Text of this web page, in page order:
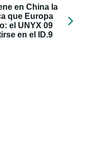
en China la
que Europa
el UNYX 09
en el ID.9